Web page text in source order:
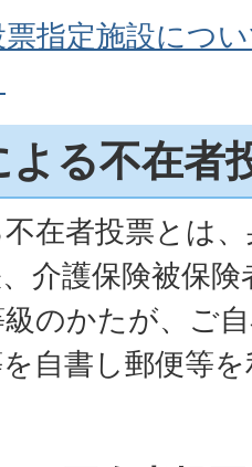
指定施設につ
る不在者
在者投票とは
介護保険被保
のかたが、ご
自書し郵便等